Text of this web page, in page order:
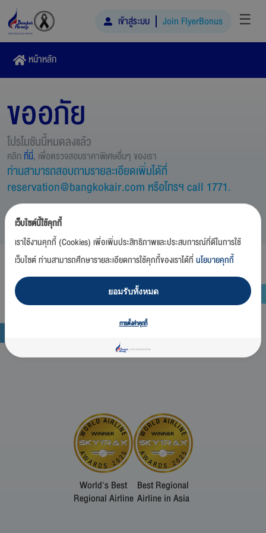
เข้าสู่ระบบ Join FlyerBonus ☰
หน้าหลัก
ขออภัย
โปรโมชันนี้หมดลงแล้ว
คลิกที่นี่, เพื่อตรวจสอบราคาพิเศษอื่นๆ ของเรา
ท่านสามารถสอบถามรายละเอียดเพิ่มได้ที่
reservation@bangkokair.com หรือโทรฯ call 1771.
World's Best
Regional Airline
Best Regional
Airline in Asia
เว็บไซต์นี้ใช้คุกกี้
เราใช้งานคุกกี้ (Cookies) เพื่อเพิ่มประสิทธิภาพและประสบการณ์ที่ดีในการใช้
เว็บไซต์ ท่านสามารถศึกษารายละเอียดการใช้คุกกี้ของเราได้ที่นโยบายคุกกี้
ยอมรับทั้งหมด
การตั้งค่าคุกกี้